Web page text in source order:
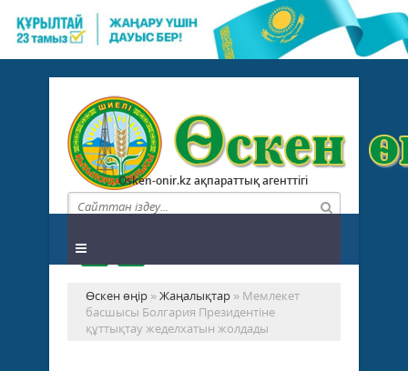
Osken-onir.kz ақпараттық агенттігі
Өскен өңір »Жаңалықтар » Мемлекет
басшысы Болгария Президентіне
құттықтау жеделхатын жолдады